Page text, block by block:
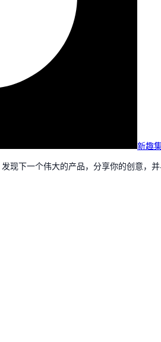
新趣
现下一个伟大的产品，分享你的创意，并